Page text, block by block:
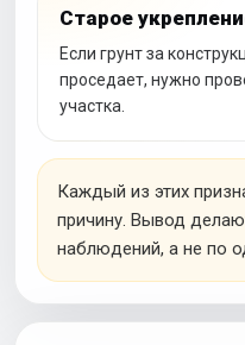
Старое
Если грунт за
проседает, нужно
участка.
Каждый из этих
причину. Вывод
наблюдений, а не по